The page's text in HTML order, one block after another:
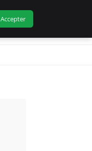
Accepter